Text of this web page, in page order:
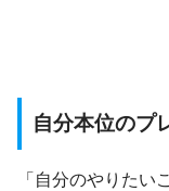
自分本位のプ
「自分のやりたい